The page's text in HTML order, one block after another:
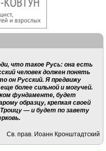
что такое Русь: она есть
человек должен понять
он Русский. Я предвижу
более сильной и могучей.
фундаменте, будет
образцу, крепкая своей
— и будет по завету
Св. прав. Иоанн Кронштадтский